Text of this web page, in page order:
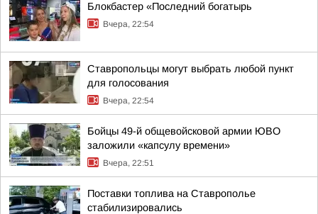
Блокбастер «Последний богатырь
Вчера, 22:54
Ставропольцы могут выбрать любой пункт
для голосования
Вчера, 22:54
Бойцы 49-й общевойсковой армии ЮВО
заложили «капсулу времени»
Вчера, 22:51
Поставки топлива на Ставрополье
стабилизировались